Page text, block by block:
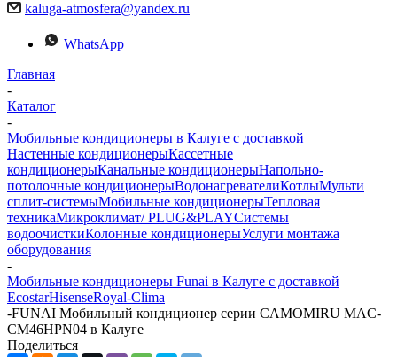
kaluga-atmosfera@yandex.ru
WhatsApp
Главная
-
Каталог
-
Мобильные кондиционеры в Калуге с доставкой
Настенные кондиционерыКассетные
кондиционерыКанальные кондиционерыНапольно-
потолочные кондиционерыВодонагревателиКотлыМульти
сплит-системыМобильные кондиционерыТепловая
техникаМикроклимат/ PLUG&PLAYСистемы
водоочисткиКолонные кондиционерыУслуги монтажа
оборудования
-
Мобильные кондиционеры Funai в Калуге с доставкой
EcostarHisenseRoyal-Clima
-FUNAI Мобильный кондиционер cерии CAMOMIRU MAC-
CM46HPN04 в Калуге
Поделиться